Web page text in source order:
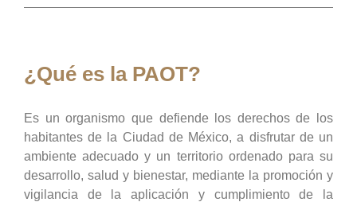
¿Qué es la PAOT?
Es un organismo que defiende los derechos de los
habitantes de la Ciudad de México, a disfrutar de un
ambiente adecuado y un territorio ordenado para su
desarrollo, salud y bienestar, mediante la promoción y
vigilancia de la aplicación y cumplimiento de la